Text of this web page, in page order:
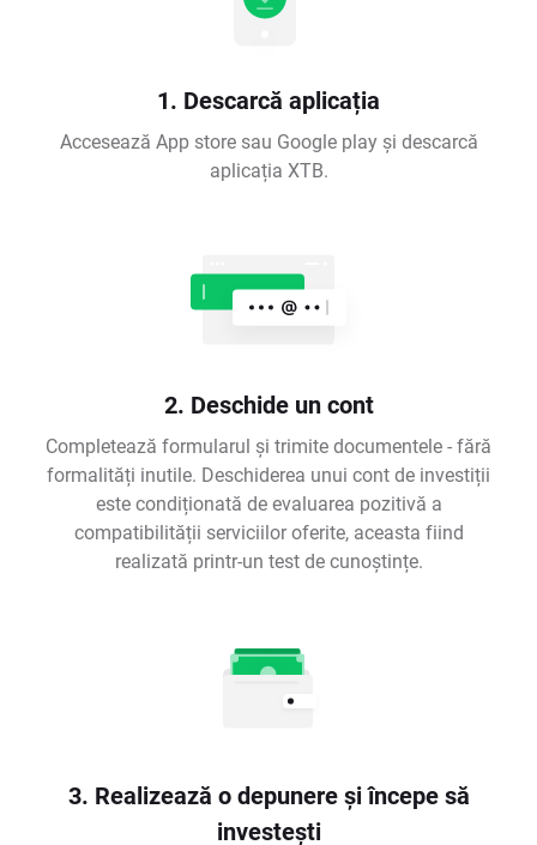
1. Descarcă aplicația
Accesează App store sau Google play și descarcă
aplicația XTB.
2. Deschide un cont
Completează formularul și trimite documentele - fără
formalități inutile. Deschiderea unui cont de investiții
este condiționată de evaluarea pozitivă a
compatibilității serviciilor oferite, aceasta fiind
realizată printr-un test de cunoștințe.
3. Realizează o depunere și începe să
investești